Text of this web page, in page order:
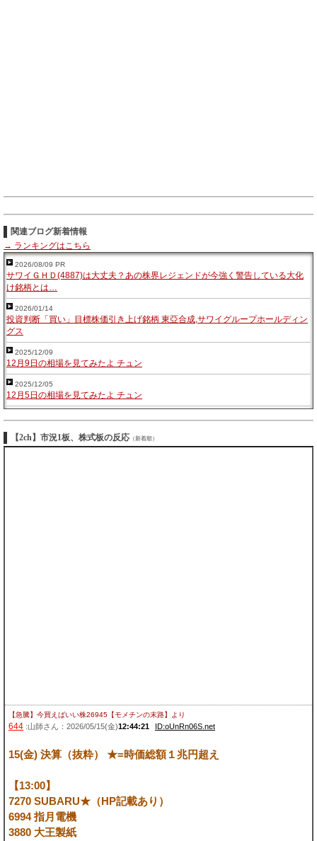
関連ブログ新着情報
→ ランキングはこちら
2026/08/09 PR
サワイＧＨＤ(4887)は大丈夫？あの株界レジェンドが今強く警告している大化
け銘柄とは…
2026/01/14
投資判断「買い」目標株価引き上げ銘柄 東亞合成,サワイグループホールディン
グス
2025/12/09
12月9日の相場を見てみたよ チュン
2025/12/05
12月5日の相場を見てみたよ チュン
【2ch】市況1板、株式板の反応 （新着順）
【急騰】今買えばいい株26945【モメチンの末路】 より
644 :山師さん：2026/05/15(金)12:44:21 ID:oUnRn06S.net
15(金) 決算（抜粋） ★=時価総額１兆円超え
【13:00】
7270 SUBARU★（HP記載あり）
6994 指月電機
3880 大王製紙